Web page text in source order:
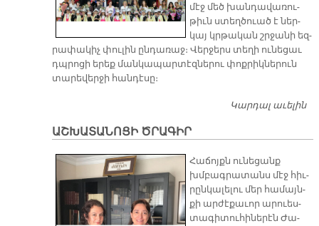
մէջ մեծ խան­դա­վա­ռու­
թիւն ստեղ­ծուած է ներ­
կայ կրթա­կան շրջա­նի եզ­
րա­փա­կիչ փու­լին ըն­դա­ռաջ։ Վեր­ջերս տե­ղի ու­նե­ցաւ
դպրո­ցի ե­րեք ման­կա­պար­տէզ­նե­րու փոք­րիկ­նե­րուն
տա­րե­վեր­ջի հան­դէ­սը։
Կարդալ աւելին
ԱՇԽԱՏԱՆՈՑԻ ԾՐԱԳԻՐ
Հա­ճոյքն ու­նե­ցանք
խմբագ­­րա­տանս մէջ հիւ­
րըն­կա­լե­լու մեր հա­մայն­
քի ար­ժէ­քա­ւոր ա­րուես­
տա­գի­տու­հի­նե­րէն Ժա­